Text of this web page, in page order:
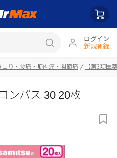
ログイン
新規登録
こり・腰痛・筋肉痛・関節痛 【第3類医
ンパス 30 20枚